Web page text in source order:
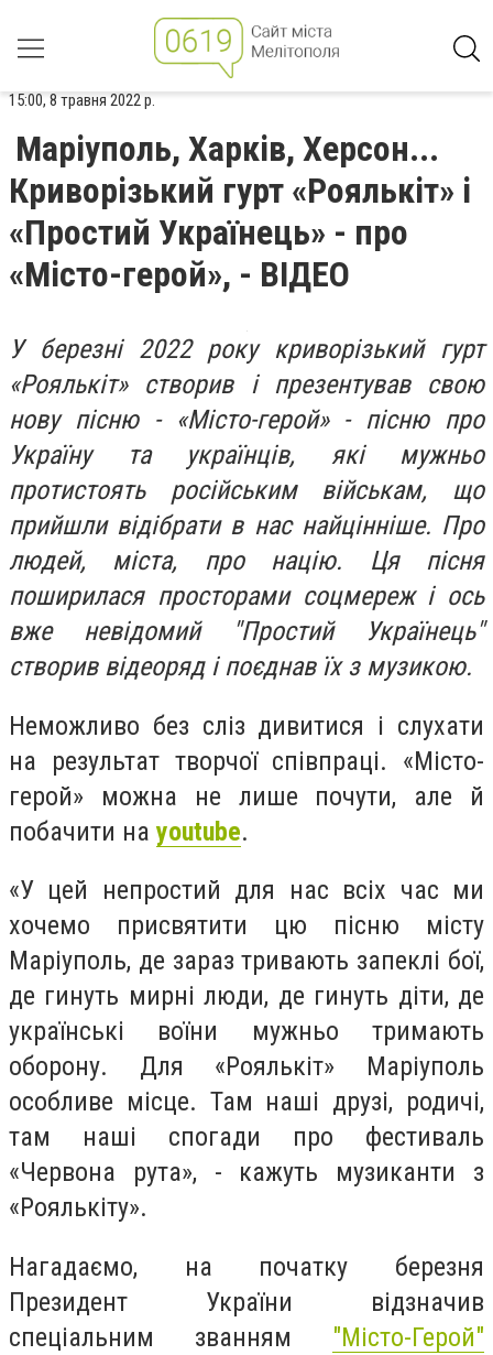
15:00, 8 травня 2022 р.
Маріуполь, Харків, Херсон...
Криворізький гурт «Роялькіт» і
«Простий Українець» - про
«Місто-герой», - ВІДЕО
У березні 2022 року криворізький гурт
«Роялькіт» створив і презентував свою
нову пісню - «Місто-герой» - пісню про
Україну та українців, які мужньо
протистоять російським військам, що
прийшли відібрати в нас найцінніше. Про
людей, міста, про націю. Ця пісня
поширилася просторами соцмереж і ось
вже невідомий "Простий Українець"
створив відеоряд і поєднав їх з музикою.
Неможливо без сліз дивитися і слухати
на результат творчої співпраці. «Місто-
герой» можна не лише почути, але й
побачити на youtube.
«У цей непростий для нас всіх час ми
хочемо присвятити цю пісню місту
Маріуполь, де зараз тривають запеклі бої,
де гинуть мирні люди, де гинуть діти, де
українські воїни мужньо тримають
оборону. Для «Роялькіт» Маріуполь
особливе місце. Там наші друзі, родичі,
там наші спогади про фестиваль
«Червона рута», - кажуть музиканти з
«Роялькіту».
Нагадаємо, на початку березня
Президент України відзначив
спеціальним званням "Місто-Герой"